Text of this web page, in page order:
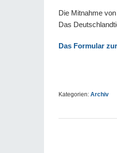
Die Mitnahme
Das
Das Formular
Kategorien: Archiv